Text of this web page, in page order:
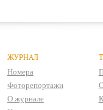
ЖУРНАЛ
Номера
Фоторепортажи
О журнале